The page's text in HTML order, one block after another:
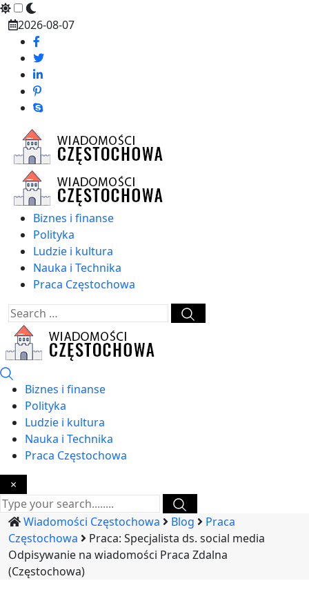
Skip
content
2026-08-07
Biznes i finanse
Polityka
Ludzie i kultura
Nauka i Technika
Praca Częstochowa
Biznes i finanse
Polityka
Ludzie i kultura
Nauka i Technika
Praca Częstochowa
×
Wiadomości Częstochowa Blog
Praca
Częstochowa
Praca: Specjalista ds. social media
Odpisywanie na wiadomości Praca Zdalna
(Częstochowa)